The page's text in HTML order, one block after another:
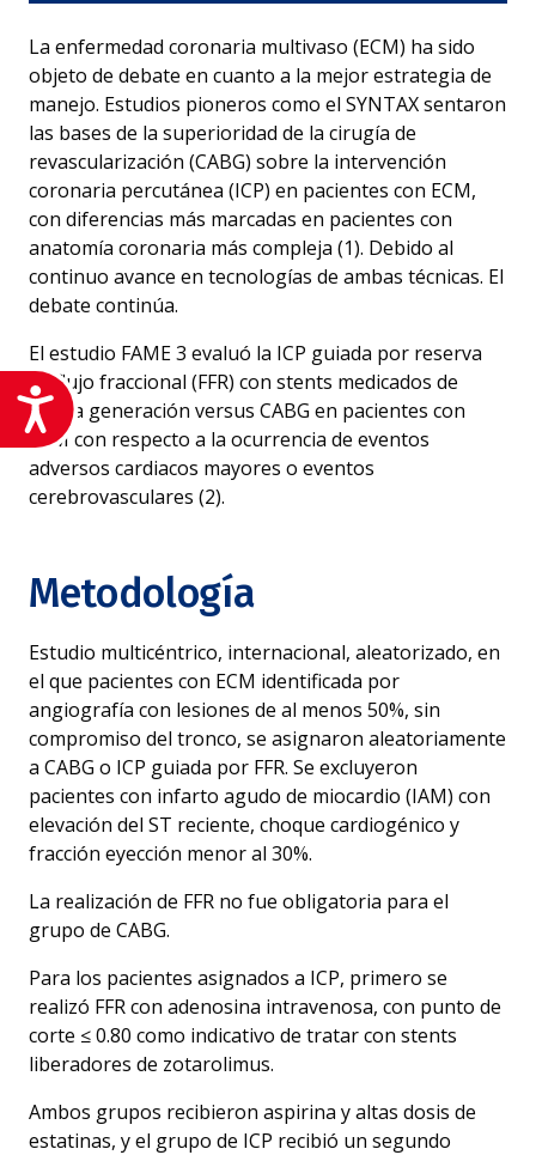
Accesibilidad
La enfermedad coronaria multivaso (ECM) ha sido
objeto de debate en cuanto a la mejor estrategia de
manejo. Estudios pioneros como el SYNTAX sentaron
las bases de la superioridad de la cirugía de
revascularización (CABG) sobre la intervención
coronaria percutánea (ICP) en pacientes con ECM,
con diferencias más marcadas en pacientes con
anatomía coronaria más compleja (1). Debido al
continuo avance en tecnologías de ambas técnicas. El
debate continúa.
El estudio FAME 3 evaluó la ICP guiada por reserva
de flujo fraccional (FFR) con stents medicados de
nueva generación versus CABG en pacientes con
ECM con respecto a la ocurrencia de eventos
adversos cardiacos mayores o eventos
cerebrovasculares (2).
Metodología
Estudio multicéntrico, internacional, aleatorizado, en
el que pacientes con ECM identificada por
angiografía con lesiones de al menos 50%, sin
compromiso del tronco, se asignaron aleatoriamente
a CABG o ICP guiada por FFR. Se excluyeron
pacientes con infarto agudo de miocardio (IAM) con
elevación del ST reciente, choque cardiogénico y
fracción eyección menor al 30%.
La realización de FFR no fue obligatoria para el
grupo de CABG.
Para los pacientes asignados a ICP, primero se
realizó FFR con adenosina intravenosa, con punto de
corte ≤ 0.80 como indicativo de tratar con stents
liberadores de zotarolimus.
Ambos grupos recibieron aspirina y altas dosis de
estatinas, y el grupo de ICP recibió un segundo